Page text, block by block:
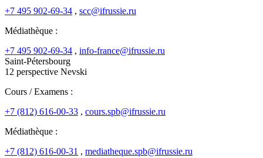
+7 495 902-69-34 , scc@ifrussie.ru
Médiathèque :
+7 495 902-69-34 , info-france@ifrussie.ru
Saint-Pétersbourg
12 perspective Nevski
Cours / Examens :
+7 (812) 616-00-33 , cours.spb@ifrussie.ru
Médiathèque :
+7 (812) 616-00-31 , mediatheque.spb@ifrussie.ru